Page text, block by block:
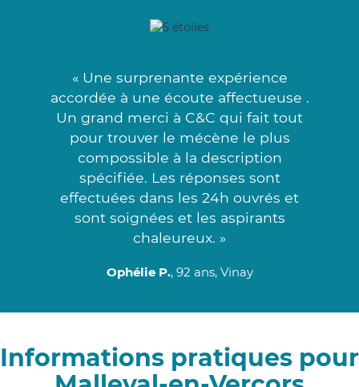
« Une surprenante expérience
accordée à une écoute affectueuse .
Un grand merci à C&C qui fait tout
pour trouver le mécène le plus
compossible à la description
spécifiée. Les réponses sont
effectuées dans les 24h ouvrés et
sont soignées et les aspirants
chaleureux. »
Ophélie P., 92 ans, Vinay
Informations pratiques pour